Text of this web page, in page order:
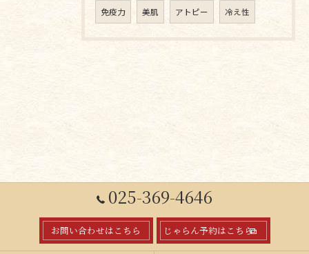
免疫力 美肌 アトピー 冷え性
025-369-4646
お問い合わせはこちら じゃらん予約はこちら